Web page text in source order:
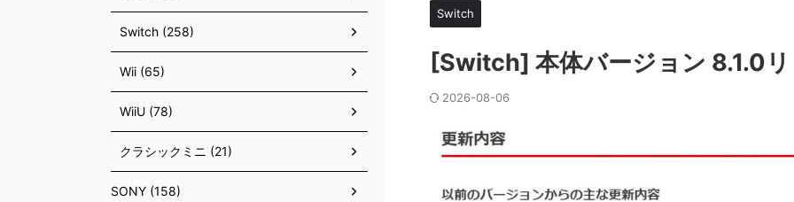
Switch
[Switch] 本体バージョン 8.1.0
2026-08-06
Switch (258)
Wii (65)
WiiU (78)
クラシックミニ (21)
SONY (158)